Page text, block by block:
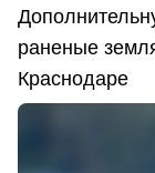
раненые
Краснодаре